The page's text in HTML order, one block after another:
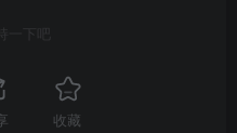
一下吧
收藏